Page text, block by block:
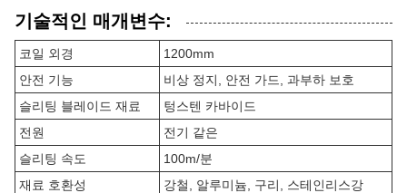
기술적인 매개변수:
코일 외경
1200mm
안전 기능
비상 정지, 안전 가드, 과부하 보호
슬리팅 블레이드 재료
텅스텐 카바이드
전원
전기 같은
슬리팅 속도
100m/분
재료 호환성
강철, 알루미늄, 구리, 스테인리스강